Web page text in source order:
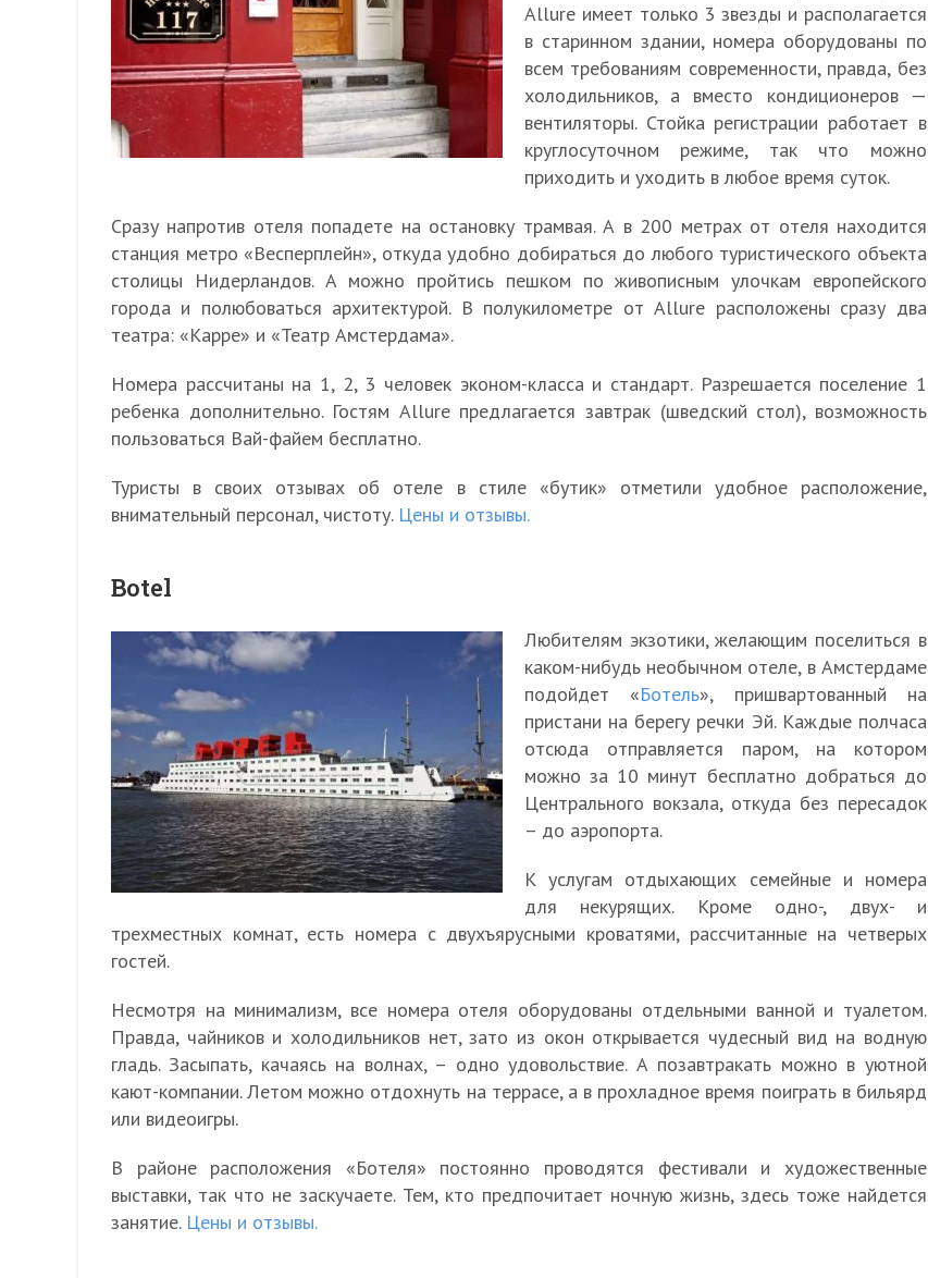
Allure имеет только 3 звезды и располагается
в старинном здании, номера оборудованы по
всем требованиям современности, правда, без
холодильников, а вместо кондиционеров —
вентиляторы. Стойка регистрации работает в
круглосуточном режиме, так что можно
приходить и уходить в любое время суток.
Сразу напротив отеля попадете на остановку трамвая. А в 200 метрах от отеля находится
станция метро «Весперплейн», откуда удобно добираться до любого туристического объекта
столицы Нидерландов. А можно пройтись пешком по живописным улочкам европейского
города и полюбоваться архитектурой. В полукилометре от Allure расположены сразу два
театра: «Карре» и «Театр Амстердама».
Номера рассчитаны на 1, 2, 3 человек эконом-класса и стандарт. Разрешается поселение 1
ребенка дополнительно. Гостям Allure предлагается завтрак (шведский стол), возможность
пользоваться Вай-файем бесплатно.
Туристы в своих отзывах об отеле в стиле «бутик» отметили удобное расположение,
внимательный персонал, чистоту. Цены и отзывы.
Botel
Любителям экзотики, желающим поселиться в
каком-нибудь необычном отеле, в Амстердаме
подойдет «Ботель», пришвартованный на
пристани на берегу речки Эй. Каждые полчаса
отсюда отправляется паром, на котором
можно за 10 минут бесплатно добраться до
Центрального вокзала, откуда без пересадок
– до аэропорта.
К услугам отдыхающих семейные и номера
для некурящих. Кроме одно-, двух- и
трехместных комнат, есть номера с двухъярусными кроватями, рассчитанные на четверых
гостей.
Несмотря на минимализм, все номера отеля оборудованы отдельными ванной и туалетом.
Правда, чайников и холодильников нет, зато из окон открывается чудесный вид на водную
гладь. Засыпать, качаясь на волнах, – одно удовольствие. А позавтракать можно в уютной
кают-компании. Летом можно отдохнуть на террасе, а в прохладное время поиграть в бильярд
или видеоигры.
В районе расположения «Ботеля» постоянно проводятся фестивали и художественные
выставки, так что не заскучаете. Тем, кто предпочитает ночную жизнь, здесь тоже найдется
занятие. Цены и отзывы.